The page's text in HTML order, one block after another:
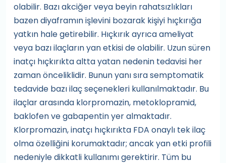
olabilir. Bazı akciğer veya beyin rahatsızlıkları
bazen diyaframın işlevini bozarak kişiyi hıçkırığa
yatkın hale getirebilir. Hıçkırık ayrıca ameliyat
veya bazı ilaçların yan etkisi de olabilir. Uzun süren
inatçı hıçkırıkta altta yatan nedenin tedavisi her
zaman önceliklidir. Bunun yanı sıra semptomatik
tedavide bazı ilaç seçenekleri kullanılmaktadır. Bu
ilaçlar arasında klorpromazin, metoklopramid,
baklofen ve gabapentin yer almaktadır.
Klorpromazin, inatçı hıçkırıkta FDA onaylı tek ilaç
olma özelliğini korumaktadır; ancak yan etki profili
nedeniyle dikkatli kullanımı gerektirir. Tüm bu